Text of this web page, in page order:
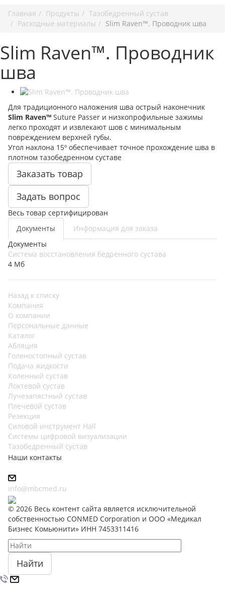
Главная
Продукты
Тазобедренный сустав
Расходные материалы
Slim Raven™. Проводник шва
Slim Raven™. Проводник
шва
Для традиционного наложения шва острый наконечник
Slim Raven™ Suture Passer и низкопрофильные зажимы
легко проходят и извлекают шов с минимальным
повреждением верхней губы.
Угол наклона 15º обеспечивает точное прохождение шва в
плотном тазобедренном суставе
Заказать товар
Задать вопрос
Весь товар сертифицирован
Документы
Информация для заказа
Документы
Система восстановления бедренного сустава
4 Мб
Назад к списку
Компания
О компании
Персональные данные
Каталог
Абляция
Голеностопный сустав
Подача жидкости
Коленный сустав
Локтевой сустав
Лучезапястный сустав
Плечевой сустав
Резекция
Силовой инструмент Hall
Системы цифровой визуализации
Тазобедренный сустав
Наши контакты
info@mbcmed.ru
© 2026 Весь контент сайта является исключительной
собственностью CONMED Corporation и ООО «Медикал
Бизнес Комьюнити» ИНН 7453311416
Найти